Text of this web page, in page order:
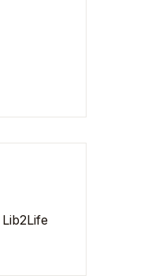
Lib2Life